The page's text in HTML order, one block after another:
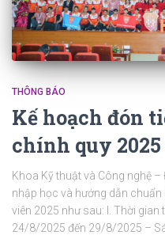
THÔNG BÁO
Kế hoạch đón
chính quy
Khoa Kỹ thuật và Công nghệ
nhập học và hướng dẫn
viên 2025 như sau: I. Thời
24/8/2025 đến 29/8/2025 –